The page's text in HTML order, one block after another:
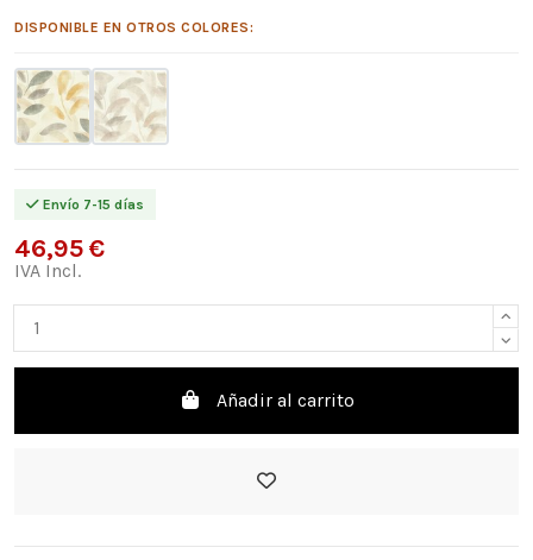
DISPONIBLE EN OTROS COLORES:
Envío 7-15 días
46,95 €
IVA Incl.
Añadir al carrito